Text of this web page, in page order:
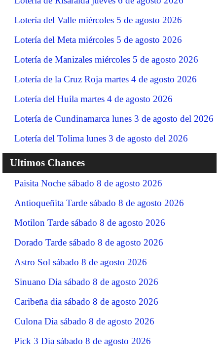
Lotería del Valle miércoles 5 de agosto 2026
Lotería del Meta miércoles 5 de agosto 2026
Lotería de Manizales miércoles 5 de agosto 2026
Lotería de la Cruz Roja martes 4 de agosto 2026
Lotería del Huila martes 4 de agosto 2026
Lotería de Cundinamarca lunes 3 de agosto del 2026
Lotería del Tolima lunes 3 de agosto del 2026
Ultimos Chances
Paisita Noche sábado 8 de agosto 2026
Antioqueñita Tarde sábado 8 de agosto 2026
Motilon Tarde sábado 8 de agosto 2026
Dorado Tarde sábado 8 de agosto 2026
Astro Sol sábado 8 de agosto 2026
Sinuano Dia sábado 8 de agosto 2026
Caribeña dia sábado 8 de agosto 2026
Culona Dia sábado 8 de agosto 2026
Pick 3 Dia sábado 8 de agosto 2026